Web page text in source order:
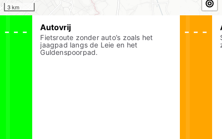
3 km
Autovrij
Fietsroute zonder auto’s zoals het
jaagpad langs de Leie en het
Guldenspoorpad.